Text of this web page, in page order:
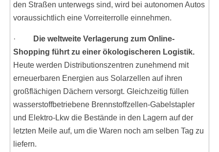
den Straßen unterwegs sind, wird bei autonomen Autos
voraussichtlich eine Vorreiterrolle einnehmen.
·
Die weltweite Verlagerung zum Online-
Shopping führt zu einer ökologischeren Logistik.
Heute werden Distributionszentren zunehmend mit
erneuerbaren Energien aus Solarzellen auf ihren
großflächigen Dächern versorgt. Gleichzeitig füllen
wasserstoffbetriebene Brennstoffzellen-Gabelstapler
und Elektro-Lkw die Bestände in den Lagern auf der
letzten Meile auf, um die Waren noch am selben Tag zu
liefern.